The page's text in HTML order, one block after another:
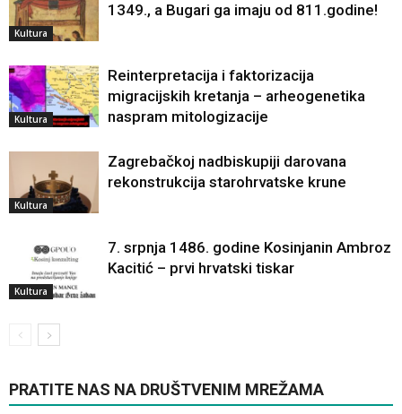
Kultura
1349., a Bugari ga imaju od 811.godine!
Kultura
Reinterpretacija i faktorizacija
migracijskih kretanja – arheogenetika
naspram mitologizacije
Kultura
Zagrebačkoj nadbiskupiji darovana
rekonstrukcija starohrvatske krune
Kultura
7. srpnja 1486. godine Kosinjanin Ambroz
Kacitić – prvi hrvatski tiskar
PRATITE NAS NA DRUŠTVENIM MREŽAMA